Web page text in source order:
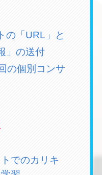
の「URL」と
」の送付
の個別コンサ
でのカリキ